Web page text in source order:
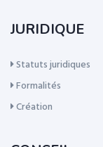
JURIDIQUE
Statuts juridiques
Formalités
Création